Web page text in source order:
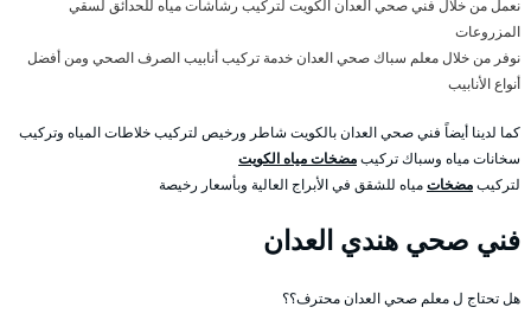
نعمل من خلال فني صحي العدان الكويت لتركيب رشاشات مياه للحدائق لسقي
المزروعات
نوفر من خلال معلم سباك صحي العدان خدمة تركيب أنابيب الصرف الصحي ومن أفضل
أنواع الأنابيب
كما لدينا أيضاً فني صحي العدان بالكويت شاطر ورخيص لتركيب خلاطات المياه وتركيب
سخانات مياه وسباك تركيبمضخات مياه الكويت
لتركيبمضخاتمياه للشقق في الأبراج العالية وبأسعار رخيصة
فني صحي هندي العدان
هل تحتاج ل معلم صحي العدان محترف؟؟